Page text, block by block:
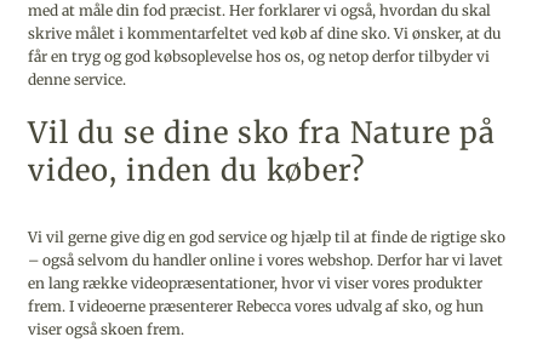
med at måle din fod præcist. Her forklarer vi også, hvordan du skal
skrive målet i kommentarfeltet ved køb af dine sko. Vi ønsker, at du
får en tryg og god købsoplevelse hos os, og netop derfor tilbyder vi
denne service.
Vil du se dine sko fra Nature på
video, inden du køber?
Vi vil gerne give dig en god service og hjælp til at finde de rigtige sko
– også selvom du handler online i vores webshop. Derfor har vi lavet
en lang række videopræsentationer, hvor vi viser vores produkter
frem. I videoerne præsenterer Rebecca vores udvalg af sko, og hun
viser også skoen frem.